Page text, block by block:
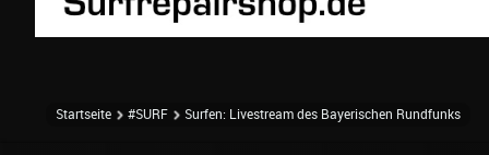
Startseite #SURF Surfen: Livestream des Bayerischen Rundfunks